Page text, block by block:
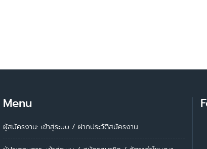
Menu
ผู้สมัครงาน: เข้าสู่ระบบ / ฝากประวัติสมัครงาน